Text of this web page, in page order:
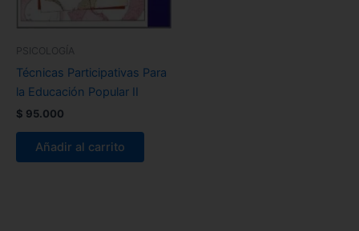
PSICOLOGÍA
Técnicas Participativas Para
la Educación Popular II
$ 95.000
Añadir al carrito